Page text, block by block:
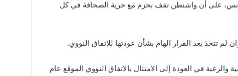
على أن واشنطن تقف بحزم مع حرية الصحافة في كل
لم تتخذ بعد القرار الهام بشأن عودتها للاتفاق النووي.
في العودة إلى الامتثال بالاتفاق النووي الموقع عام